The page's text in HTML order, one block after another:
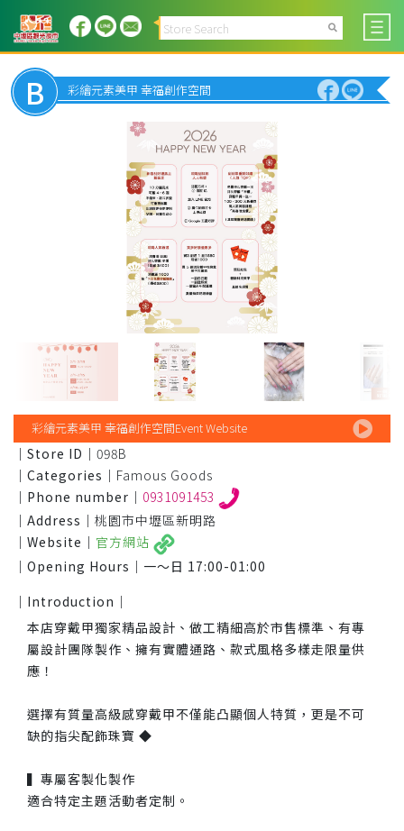
B 彩繪元素美甲 幸福創作空間
彩繪元素美甲 幸福創作空間Event Website
｜Store ID｜ 098B
｜Categories｜ Famous Goods
｜Phone number｜ 0931091453
｜Address｜ 桃園市中壢區新明路
｜Website｜ 官方網站
｜Opening Hours｜ 一～日 17:00-01:00
｜Introduction｜
本店穿戴甲獨家精品設計、做工精細高於市售標準、有專
屬設計團隊製作、擁有實體通路、款式風格多樣走限量供
應！
選擇有質量高級感穿戴甲不僅能凸顯個人特質，更是不可
缺的指尖配飾珠寶 ◆
▍專屬客製化製作
適合特定主題活動者定制。